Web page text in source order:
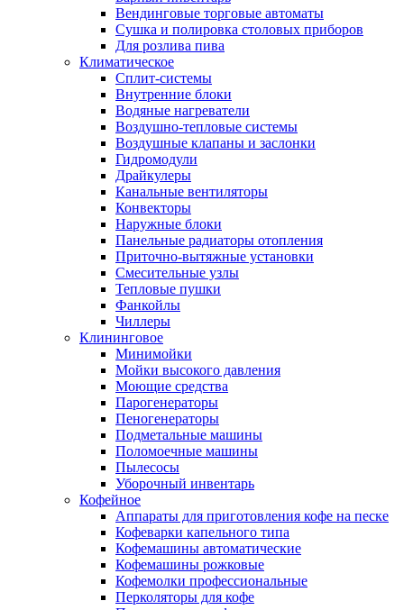
Вендинговые торговые автоматы
Сушка и полировка столовых приборов
Для розлива пива
Климатическое
Сплит-системы
Внутренние блоки
Водяные нагреватели
Воздушно-тепловые системы
Воздушные клапаны и заслонки
Гидромодули
Драйкулеры
Канальные вентиляторы
Конвекторы
Наружные блоки
Панельные радиаторы отопления
Приточно-вытяжные установки
Смесительные узлы
Тепловые пушки
Фанкойлы
Чиллеры
Клининговое
Минимойки
Мойки высокого давления
Моющие средства
Парогенераторы
Пеногенераторы
Подметальные машины
Поломоечные машины
Пылесосы
Уборочный инвентарь
Кофейное
Аппараты для приготовления кофе на песке
Кофеварки капельного типа
Кофемашины автоматические
Кофемашины рожковые
Кофемолки профессиональные
Перколяторы для кофе